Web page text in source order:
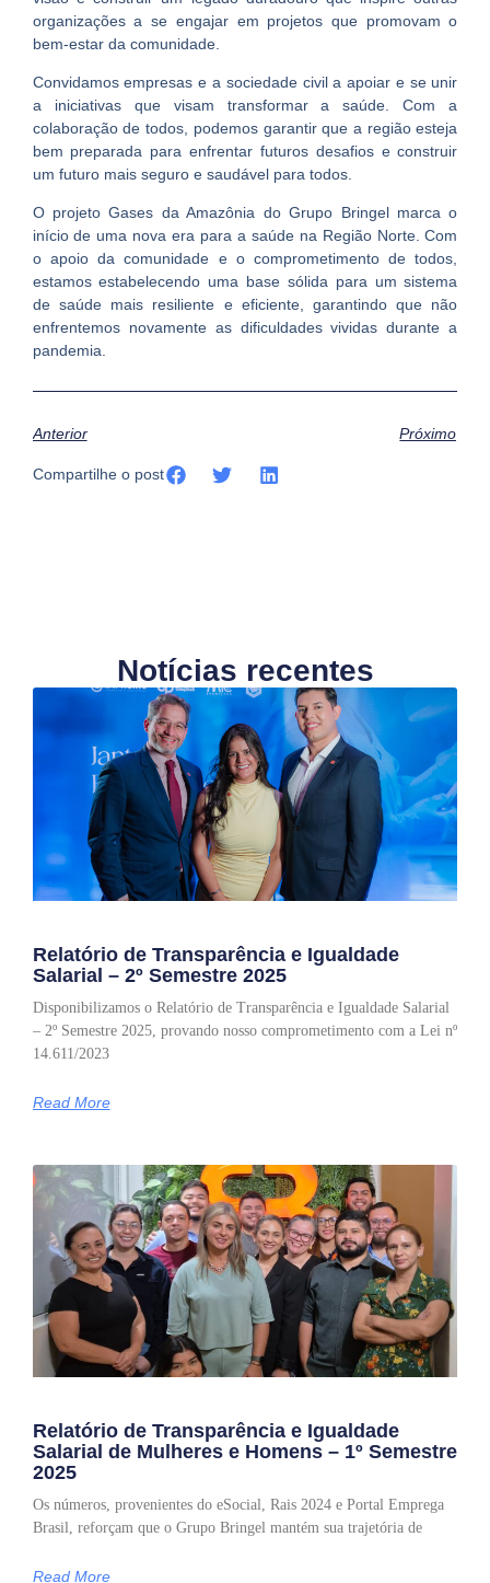
organizações a se engajar em projetos que promovam o
bem-estar da comunidade.
Convidamos empresas e a sociedade civil a apoiar e se unir
a iniciativas que visam transformar a saúde. Com a
colaboração de todos, podemos garantir que a região esteja
bem preparada para enfrentar futuros desafios e construir
um futuro mais seguro e saudável para todos.
O projeto Gases da Amazônia do Grupo Bringel marca o
início de uma nova era para a saúde na Região Norte. Com
o apoio da comunidade e o comprometimento de todos,
estamos estabelecendo uma base sólida para um sistema
de saúde mais resiliente e eficiente, garantindo que não
enfrentemos novamente as dificuldades vividas durante a
pandemia.
Anterior Próximo
Compartilhe o post
Notícias recentes
Relatório de Transparência e Igualdade
Salarial – 2º Semestre 2025
Disponibilizamos o Relatório de Transparência e Igualdade Salarial
– 2º Semestre 2025, provando nosso comprometimento com a Lei nº
14.611/2023
Read More
Relatório de Transparência e Igualdade
Salarial de Mulheres e Homens – 1º Semestre
2025
Os números, provenientes do eSocial, Rais 2024 e Portal Emprega
Brasil, reforçam que o Grupo Bringel mantém sua trajetória de
Read More